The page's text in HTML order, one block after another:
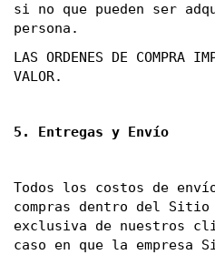
si no que pueden ser
persona.
LAS ORDENES DE COMPRA
VALOR.
5. Entregas y Envío
Todos los costos de
compras dentro del Sitio
exclusiva de nuestros
caso en que la empresa